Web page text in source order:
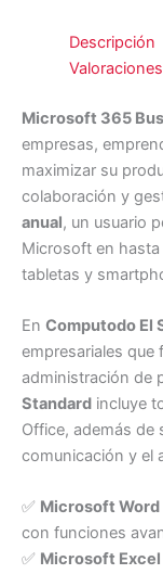
Descripción
Microsoft 365
empresas,
maximizar su
colaboración y
anual, un usuario
Microsoft en hasta
tabletas y
En Computodo El
empresariales que
administración de
Standard incluye
Office, además de
comunicación y el
✅ Microsoft Word
con funciones
✅ Microsoft Excel